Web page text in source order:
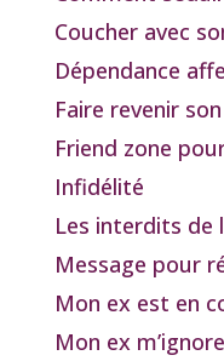
Coucher avec
Dépendance
Faire revenir
Friend zone
Infidélité
Les interdits de
Message pour
Mon ex est en
Mon ex m’ignore